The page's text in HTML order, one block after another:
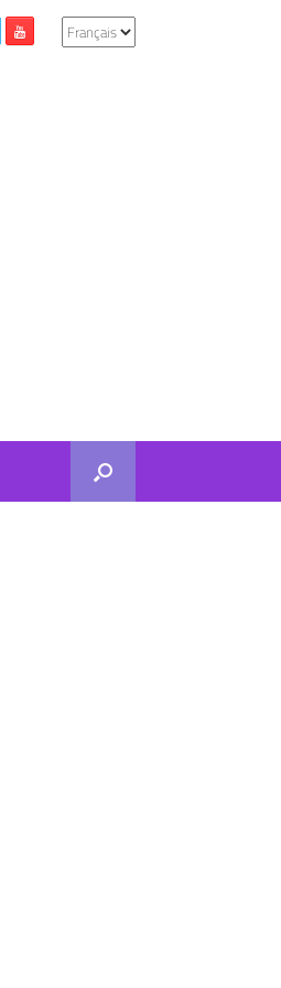
Choisir
une